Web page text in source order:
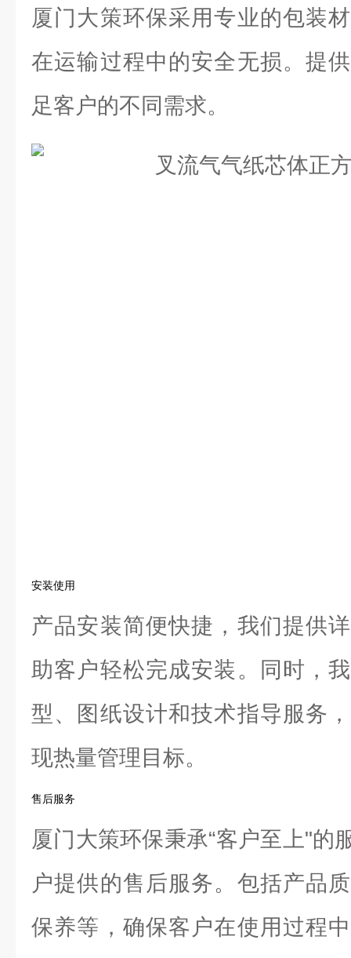
厦门大策环保采用专业的包装
在运输过程中的安全无损。提
足客户的不同需求。
安装使用
产品安装简便快捷，我们提供
助客户轻松完成安装。同时，
型、图纸设计和技术指导服务
现热量管理目标。
售后服务
厦门大策环保秉承“客户至上"的
户提供的售后服务。包括产品
保养等，确保客户在使用过程